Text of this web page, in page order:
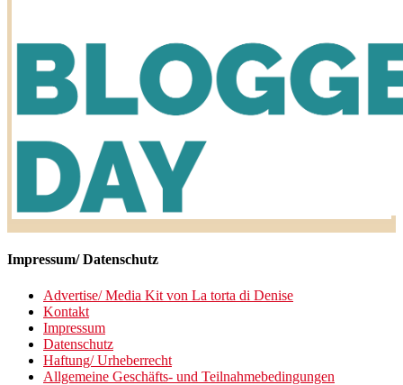
Impressum/ Datenschutz
Advertise/ Media Kit von La torta di Denise
Kontakt
Impressum
Datenschutz
Haftung/ Urheberrecht
Allgemeine Geschäfts- und Teilnahmebedingungen